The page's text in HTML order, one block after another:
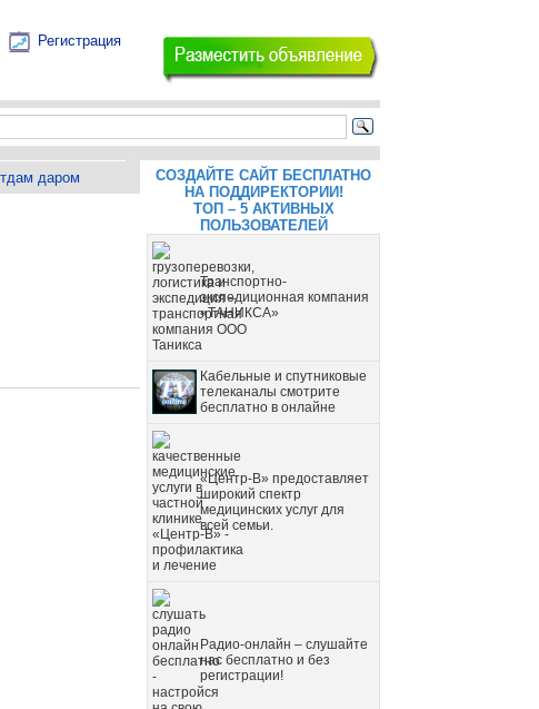
Регистрация
даром
СОЗДАЙТЕ САЙТ БЕСПЛАТНО
НА ПОДДИРЕКТОРИИ!
ТОП – 5 АКТИВНЫХ
ПОЛЬЗОВАТЕЛЕЙ
Транспортно-
экспедиционная компания
«ТАНИКСА»
Кабельные и спутниковые
телеканалы смотрите
бесплатно в онлайне
«Центр-В» предоставляет
широкий спектр
медицинских услуг для
всей семьи.
Радио-онлайн – слушайте
нас бесплатно и без
регистрации!